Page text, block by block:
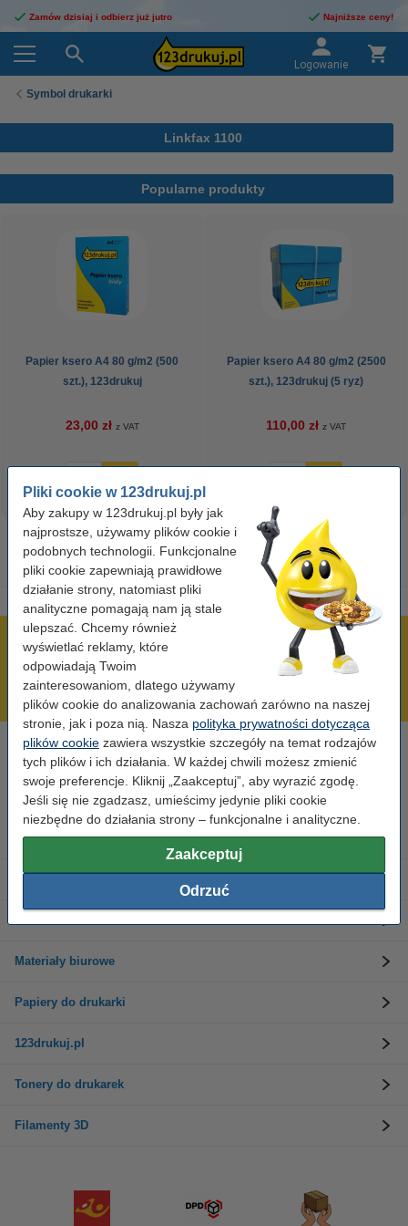
Pliki cookie w 123drukuj.pl
Aby zakupy w 123drukuj.pl były jak
najprostsze, używamy plików cookie i
podobnych technologii. Funkcjonalne
pliki cookie zapewniają prawidłowe
działanie strony, natomiast pliki
analityczne pomagają nam ją stale
ulepszać. Chcemy również
wyświetlać reklamy, które
odpowiadają Twoim
zainteresowaniom, dlatego używamy
plików cookie do analizowania zachowań zarówno na naszej
stronie, jak i poza nią. Nasza polityka prywatności dotycząca
plików cookie zawiera wszystkie szczegóły na temat rodzajów
tych plików i ich działania. W każdej chwili możesz zmienić
swoje preferencje. Kliknij „Zaakceptuj”, aby wyrazić zgodę.
Jeśli się nie zgadzasz, umieścimy jedynie pliki cookie
niezbędne do działania strony – funkcjonalne i analityczne.
Zaakceptuj
Odrzuć
Zamów dzisiaj i odbierz już jutro Najniższe ceny!
Logowanie
Symbol drukarki
Linkfax 1100
Popularne produkty
Papier ksero A4 80 g/m2 (500
szt.), 123drukuj
23,00 zł z VAT
Papier ksero A4 80 g/m2 (2500
szt.), 123drukuj (5 ryz)
110,00 zł z VAT
600 tysięcy zadowolonych klientów
Wysyłka już dzisiaj!
Najniższe ceny!
Potrzebujesz pomocy?
Skontaktuj się z nami 123 123 270
Pn-Pt od 8:00 do 16:00
Tusze do drukarek
Etykiety i taśmy
Materiały biurowe
Papiery do drukarki
123drukuj.pl
Tonery do drukarek
Filamenty 3D